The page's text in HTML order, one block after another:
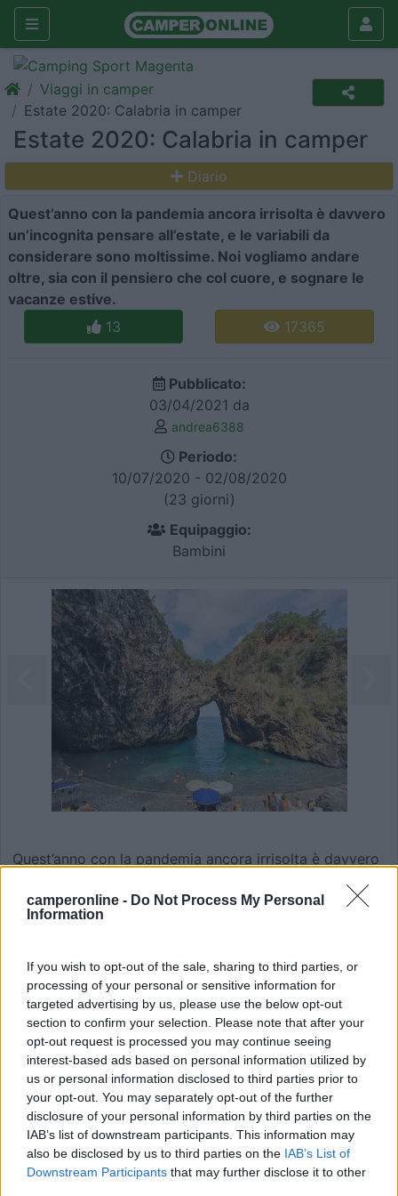
camperonline - Do Not Process My Personal
Information
If you wish to opt-out of the sale, sharing to third parties, or
processing of your personal or sensitive information for
targeted advertising by us, please use the below opt-out
section to confirm your selection. Please note that after your
opt-out request is processed you may continue seeing
interest-based ads based on personal information utilized by
us or personal information disclosed to third parties prior to
your opt-out. You may separately opt-out of the further
disclosure of your personal information by third parties on the
IAB’s list of downstream participants. This information may
also be disclosed by us to third parties on the IAB’s List of
Downstream Participants that may further disclose it to other
Viaggi in camper
Estate 2020: Calabria in camper
Estate 2020: Calabria in camper
Diario
Quest’anno con la pandemia ancora irrisolta è davvero
un’incognita pensare all’estate, e le variabili da
considerare sono moltissime. Noi vogliamo andare
oltre, sia con il pensiero che col cuore, e sognare le
vacanze estive.
13
17365
Pubblicato:
03/04/2021 da
andrea6388
Periodo:
10/07/2020 - 02/08/2020
(23 giorni)
Equipaggio:
Bambini
Quest’anno con la pandemia ancora irrisolta è davvero
considerare sono moltissime. Ovviamente qui si parla
di camper e di vacanze e non si sottovaluta
se il rammarico e la tristezza per tutti coloro che
stanno soffrendo è innegabile.
Noi vogliamo andare oltre, sia con il pensiero che col
cuore, e sognare le vacanze estive.
Partiamo? Ci fidiamo? Restiamo in Italia o andiamo
all’Estero? Siamo sicuri o lasciamo perdere? Vediamo
come evolve ancora la situazione ed eventualmente
partiamo ad Agosto? Ma se poi c’è troppa gente?
Queste credo le domande ed i dubbi di tutti noi, le
paure ed timori che precedono le vacanze 2020 in
piena pandemia, ma avere la possibilità di partire in